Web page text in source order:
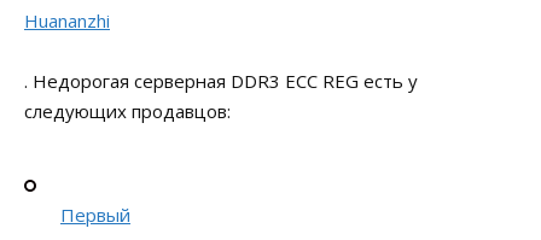
Huananzhi
. Недорогая серверная DDR3 ECC REG есть у
следующих продавцов:
Первый